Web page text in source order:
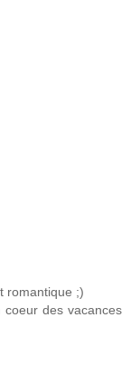
romantique ;)
coeur des vacances